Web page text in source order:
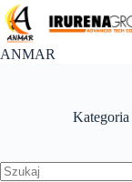
Przejdź
do
treści
ANMAR
Kategoria